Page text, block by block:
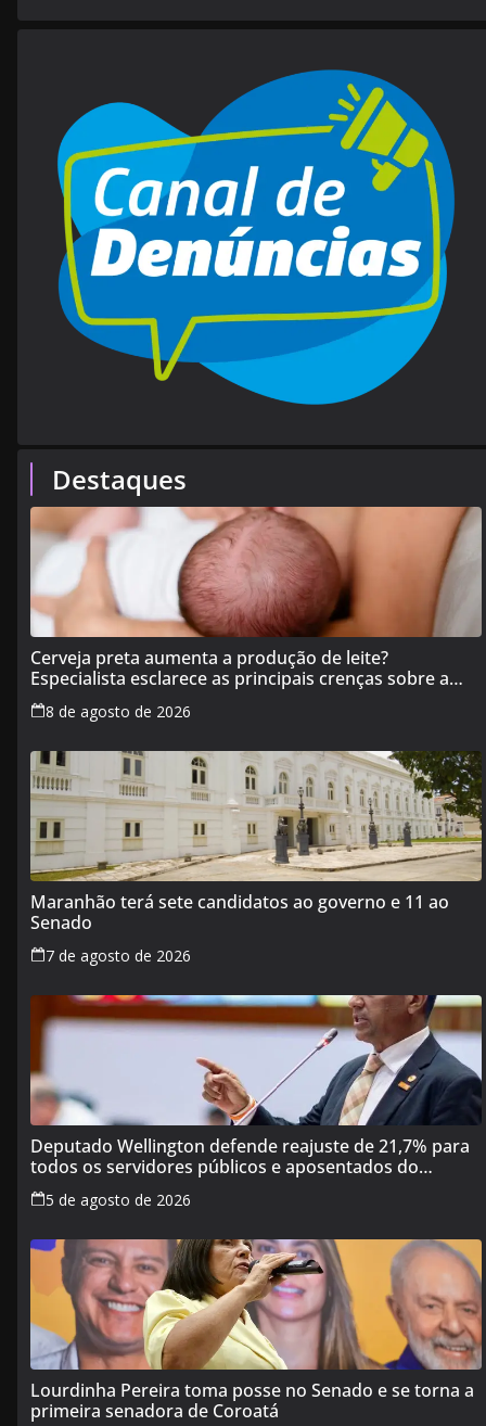
Destaques
Cerveja preta aumenta a produção de leite?
Especialista esclarece as principais crenças sobre a
alimentação durante a amamentação
8 de agosto de 2026
Maranhão terá sete candidatos ao governo e 11 ao
Senado
7 de agosto de 2026
Deputado Wellington defende reajuste de 21,7% para
todos os servidores públicos e aposentados do
Maranhão
5 de agosto de 2026
Lourdinha Pereira toma posse no Senado e se torna a
primeira senadora de Coroatá